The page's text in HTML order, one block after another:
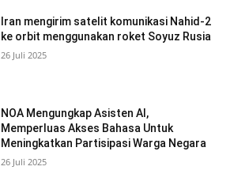
Iran mengirim satelit komunikasi Nahid-2
ke orbit menggunakan roket Soyuz Rusia
26 Juli 2025
NOA Mengungkap Asisten AI,
Memperluas Akses Bahasa Untuk
Meningkatkan Partisipasi Warga Negara
26 Juli 2025